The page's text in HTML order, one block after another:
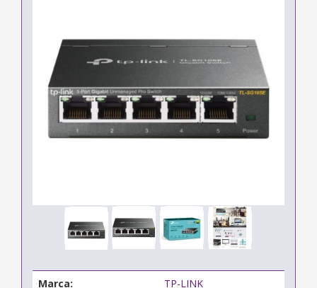
Marca:
TP-LINK